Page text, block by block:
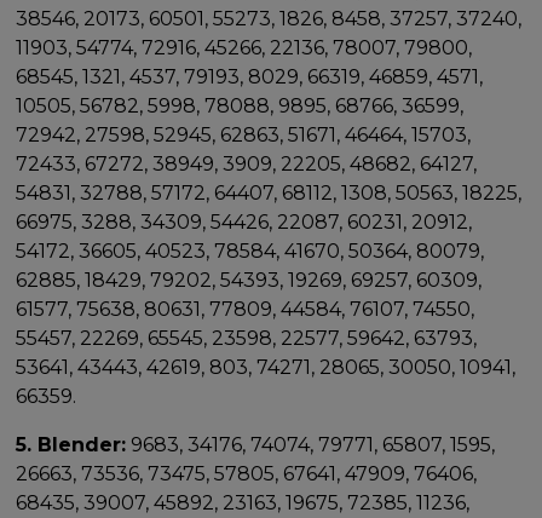
38546, 20173, 60501, 55273, 1826, 8458, 37257, 37240,
11903, 54774, 72916, 45266, 22136, 78007, 79800,
68545, 1321, 4537, 79193, 8029, 66319, 46859, 4571,
10505, 56782, 5998, 78088, 9895, 68766, 36599,
72942, 27598, 52945, 62863, 51671, 46464, 15703,
72433, 67272, 38949, 3909, 22205, 48682, 64127,
54831, 32788, 57172, 64407, 68112, 1308, 50563, 18225,
66975, 3288, 34309, 54426, 22087, 60231, 20912,
54172, 36605, 40523, 78584, 41670, 50364, 80079,
62885, 18429, 79202, 54393, 19269, 69257, 60309,
61577, 75638, 80631, 77809, 44584, 76107, 74550,
55457, 22269, 65545, 23598, 22577, 59642, 63793,
53641, 43443, 42619, 803, 74271, 28065, 30050, 10941,
66359.
5. Blender: 9683, 34176, 74074, 79771, 65807, 1595,
26663, 73536, 73475, 57805, 67641, 47909, 76406,
68435, 39007, 45892, 23163, 19675, 72385, 11236,